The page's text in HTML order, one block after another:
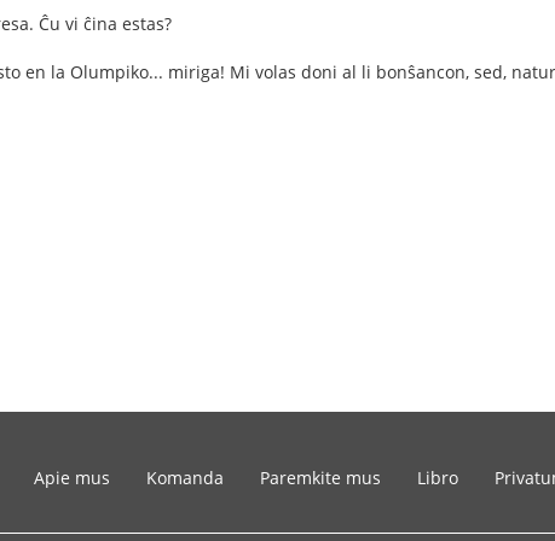
Ĉu vi ĉina estas?
en la Olumpiko... miriga! Mi volas doni al li bonŝancon, sed,
Apie mus Komanda Paremkite mus Libro